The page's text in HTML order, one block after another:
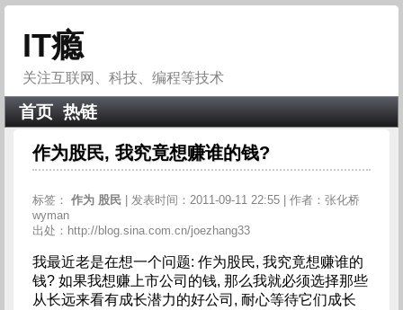
IT瘾
关注互联网、科技、编程等技术
首页 热链
作为股民, 我究竟想赚谁的钱?
标签： 作为 股民
| 发表时间：2011-09-11 22:55 | 作者：张化桥
wyman
出处：http://blog.sina.com.cn/joezhang33
我最近老是在想一个问题: 作为股民, 我究竟想赚谁的
钱? 如果我想赚上市公司的钱, 那么我就必须选择那些
从长远来看有成长潜力的好公司, 耐心等待它们成长